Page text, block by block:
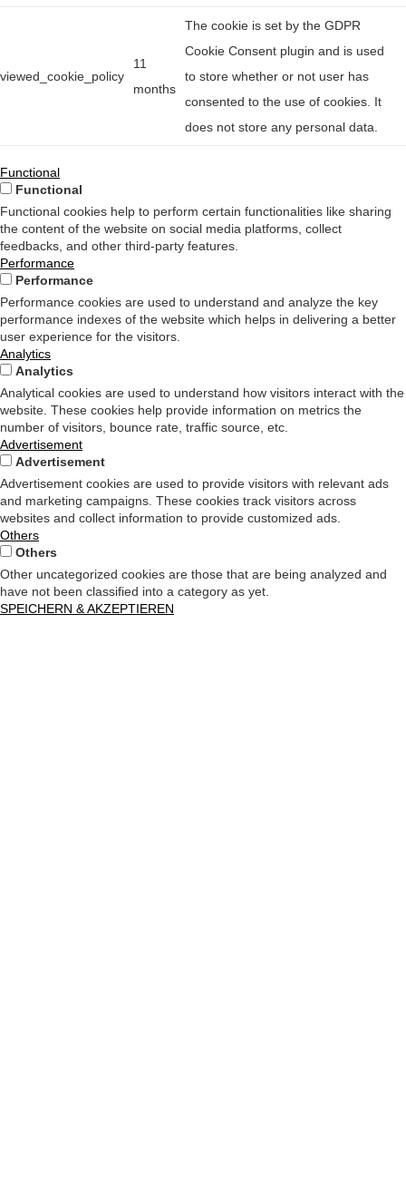
viewed_cookie_policy
11
months
The cookie is set by the GDPR
Cookie Consent plugin and is used
to store whether or not user has
consented to the use of cookies. It
does not store any personal data.
Functional
Functional
Functional cookies help to perform certain functionalities like sharing
the content of the website on social media platforms, collect
feedbacks, and other third-party features.
Performance
Performance
Performance cookies are used to understand and analyze the key
performance indexes of the website which helps in delivering a better
user experience for the visitors.
Analytics
Analytics
Analytical cookies are used to understand how visitors interact with the
website. These cookies help provide information on metrics the
number of visitors, bounce rate, traffic source, etc.
Advertisement
Advertisement
Advertisement cookies are used to provide visitors with relevant ads
and marketing campaigns. These cookies track visitors across
websites and collect information to provide customized ads.
Others
Others
Other uncategorized cookies are those that are being analyzed and
have not been classified into a category as yet.
SPEICHERN & AKZEPTIEREN